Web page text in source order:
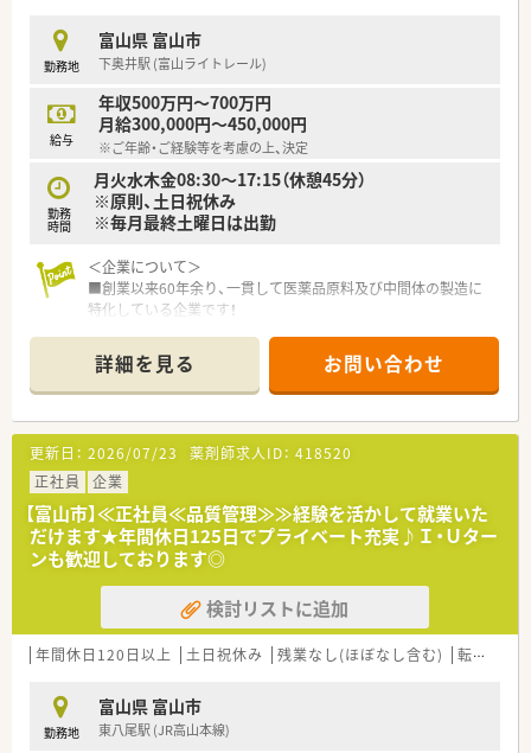
■月に数回オフィスへ出社いただきますが基本的には担当エリ
アの病院・クリニックへの直行直帰となります。
■将来的な転勤の可能性はありますが、定期的にあるものではな
く適性や希望に応じての配置となります。
＼こんな方におすすめ／
■治験業界にご興味がある方
■CRC（治験コーディネーター）ご経験のある方
■コミュニケーションが得意な方
■まわりから「気が利く」「気配り上手だ」とよく言われる方
勤務地
富山県 富山市
下奥井駅 (富山ライトレール)
給与
年収500万円～700万円
月給300,000円～450,000円
※ご年齢・ご経験等を考慮の上、決定
勤務
時間
月火水木金08:30～17:15（休憩45分）
※原則、土日祝休み
※毎月最終土曜日は出勤
＜企業について＞
■創業以来60年余り、一貫して医薬品原料及び中間体の製造に
特化している企業です！
て勤務していただけます。自社で営業を抱えていないこともあ
り、業績は数年右肩上がりの会社です。
■現場の薬剤師様には、子育てと両立されている女性薬剤師様も
活躍されております！会社の平均年齢は34歳と若く、活気あふれ
る社風です。
＜お仕事内容＞
医薬品の原料調達から製造、出荷に至るまでの品質保証業務をご
担当いただきます。当局、取引先の監査対応や原料メーカーの実
地調査など多岐にわたってご担当いただきます。
経験者様歓迎いたします！お気軽にお問い合わせください
＜オススメポイント＞
■原則土日祝休み、年間休日は118日ございますので、プライベ
ート重視の方にもオススメです◎
600万円も目指していただけます。
■130名規模の会社ですが、平均年齢は34歳と若く、活気あふれ
る職場です！頑張りをしっかり評価していただける環境です◎
詳細を見る お問い合わせ
更新日： 2026/07/23 薬剤師求人ID： 418520
正社員
企業
【富山市】≪正社員≪品質管理≫≫経験を活かして就業いた
だけます★年間休日125日でプライベート充実♪Ｉ・Ｕター
ンも歓迎しております◎
検討リストに追加
年間休日120日以上 土日祝休み 残業なし(ほぼなし含む) 転勤なし
勤務地
富山県 富山市
東八尾駅 (JR高山本線)